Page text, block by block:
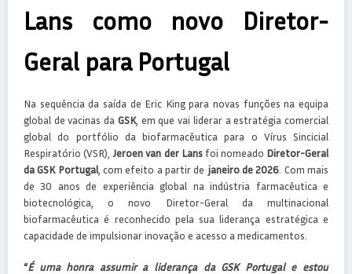
Lans como novo Diretor-
Geral para Portugal
Na sequência da saída de Eric King para novas funções na equipa
global de vacinas da GSK, em que vai liderar a estratégia comercial
global do portfólio da biofarmacêutica para o Vírus Sincicial
Respiratório (VSR), Jeroen van der Lansfoi nomeado Diretor-Geral
da GSK Portugal, com efeito a partir de janeiro de 2026 . Com mais
de 30 anos de experiência global na indústria farmacêutica e
biotecnológica, o novo Diretor-Geral da multinacional
biofarmacêutica é reconhecido pela sua liderança estratégica e
capacidade de impulsionar inovação e acesso a medicamentos.
“É uma honra assumir a liderança da GSK Portugal e estou